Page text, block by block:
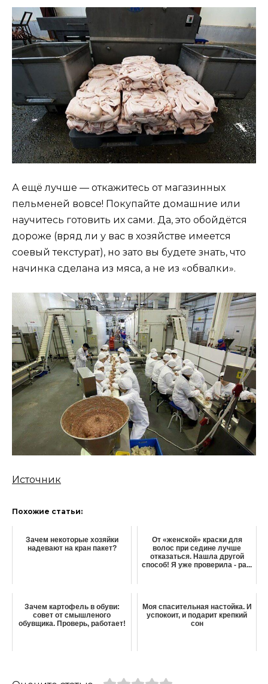
А ещё лучше — откажитесь от магазинных
пельменей вовсе! Покупайте домашние или
научитесь готовить их сами. Да, это обойдётся
дороже (вряд ли у вас в хозяйстве имеется
соевый текстурат), но зато вы будете знать, что
начинка сделана из мяса, а не из «обвалки».
Источник
Похожие статьи:
Зачем некоторые хозяйки
надевают на кран пакет?
От «женской» краски для
волос при седине лучше
отказаться. Нашла другой
способ! Я уже проверила - ра...
Зачем картофель в обуви:
совет от смышленого
обувщика. Проверь, работает!
Моя спасительная настойка. И
успокоит, и подарит крепкий
сон